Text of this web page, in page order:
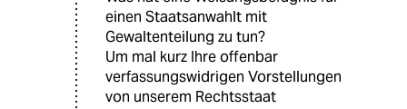
einen Staatsanwahlt mit
Gewaltenteilung zu tun?
Um mal kurz Ihre offenbar
verfassungswidrigen Vorstellungen
von unserem Rechtsstaat